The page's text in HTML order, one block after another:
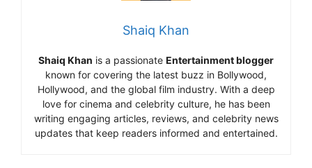
Shaiq Khan
Shaiq Khan is a passionate Entertainment blogger
known for covering the latest buzz in Bollywood,
Hollywood, and the global film industry. With a deep
love for cinema and celebrity culture, he has been
writing engaging articles, reviews, and celebrity news
updates that keep readers informed and entertained.